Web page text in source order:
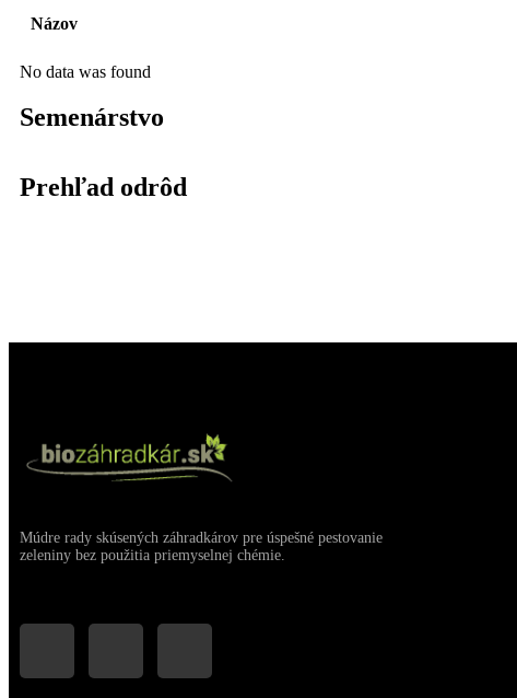
Názov
No data was found
Semenárstvo
Prehľad odrôd
Múdre rady skúsených záhradkárov pre úspešné pestovanie
zeleniny bez použitia priemyselnej chémie.